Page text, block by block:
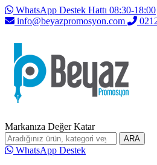
WhatsApp Destek Hattı 08:30-18:00
info@beyazpromosyon.com
Markanıza Değer Katar
ARA
WhatsApp Destek